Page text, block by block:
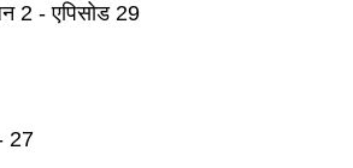
2 - एपिसोड 29
27